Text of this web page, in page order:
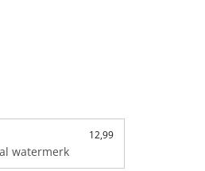
12,99
watermerk